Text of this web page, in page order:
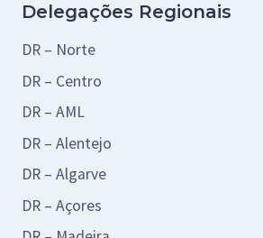
Delegações Regionais
DR – Norte
DR – Centro
DR – AML
DR – Alentejo
DR – Algarve
DR – Açores